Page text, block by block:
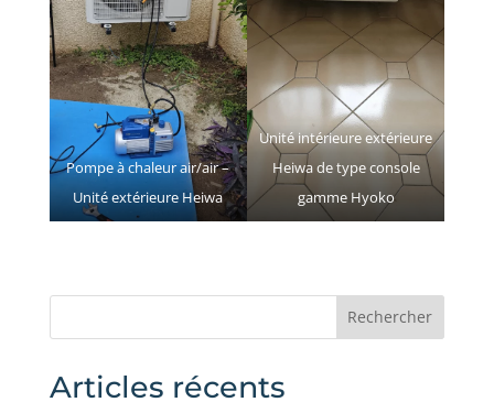
Pompe à chaleur air/air –
Unité extérieure Heiwa
Unité intérieure extérieure
Heiwa de type console
gamme Hyoko
Rechercher
Articles récents